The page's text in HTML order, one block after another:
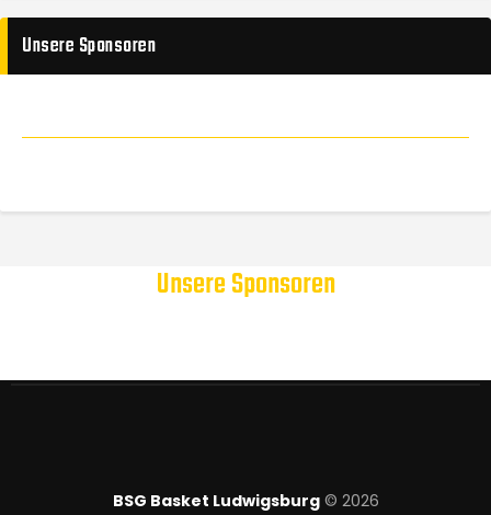
Unsere Sponsoren
Unsere Sponsoren
BSG Basket Ludwigsburg© 2026